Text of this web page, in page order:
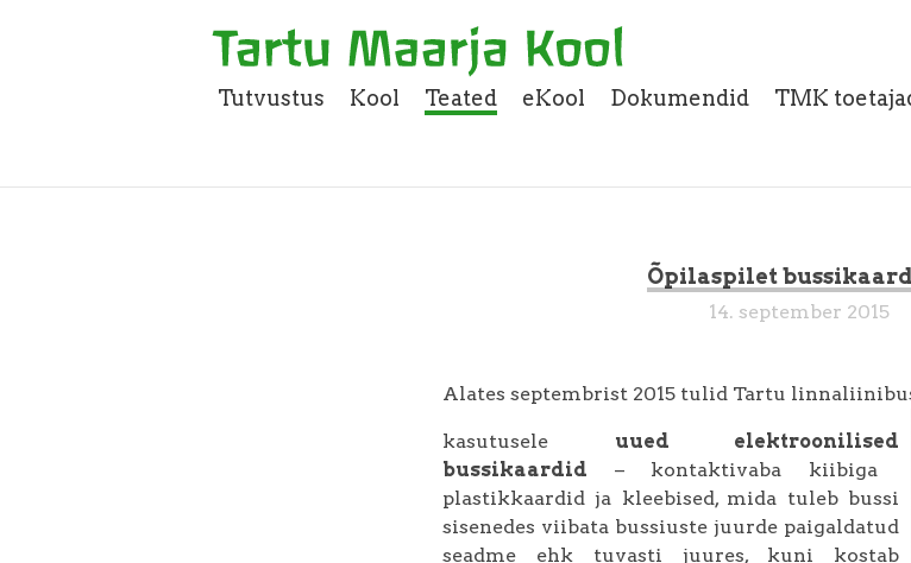
Tutvustus Kool Teated eKool Dokumendid TMK
Õpilaspilet
14. september 2015
Alates septembrist 2015 tulid Tartu
kasutusele uued elektroonilised
bussikaardid – kontaktivaba kiibiga
plastikkaardid ja kleebised, mida tuleb bussi
sisenedes viibata bussiuste juurde paigaldatud
seadme ehk tuvasti juures, kuni kostab